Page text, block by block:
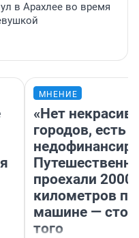
в Арахлее во время
МНЕНИЕ
«Нет
городов, есть
проехали 2000
километров по
машине —
того